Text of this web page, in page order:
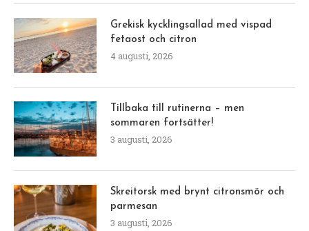
Grekisk kycklingsallad med vispad
fetaost och citron
4 augusti, 2026
Tillbaka till rutinerna – men
sommaren fortsätter!
3 augusti, 2026
Skreitorsk med brynt citronsmör och
parmesan
3 augusti, 2026